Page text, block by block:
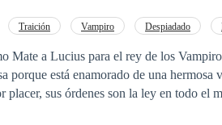
Traición Vampiro Despiadado
Mate a Lucius para el rey de los
porque está enamorado de una hermosa
placer, sus órdenes son la ley en todo el